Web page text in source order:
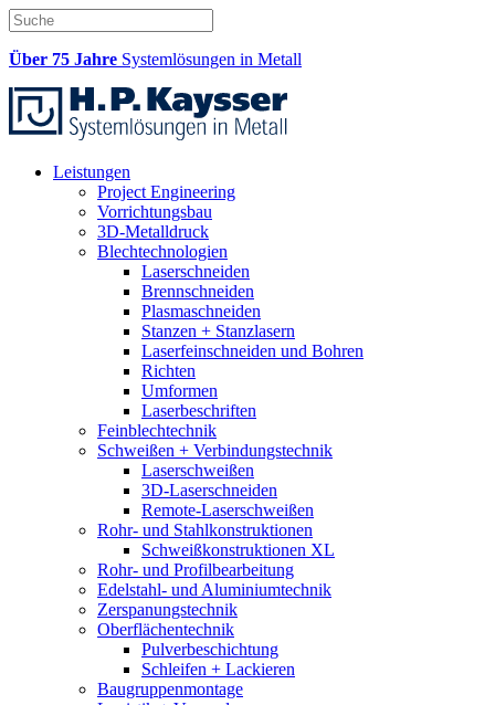
Über 75 Jahre Systemlösungen in Metall
Leistungen
Project Engineering
Vorrichtungsbau
3D-Metalldruck
Blechtechnologien
Laserschneiden
Brennschneiden
Plasmaschneiden
Stanzen + Stanzlasern
Laserfeinschneiden und Bohren
Richten
Umformen
Laserbeschriften
Feinblechtechnik
Schweißen + Verbindungstechnik
Laserschweißen
3D-Laserschneiden
Remote-Laserschweißen
Rohr- und Stahlkonstruktionen
Schweißkonstruktionen XL
Rohr- und Profilbearbeitung
Edelstahl- und Aluminiumtechnik
Zerspanungstechnik
Oberflächentechnik
Pulverbeschichtung
Schleifen + Lackieren
Baugruppenmontage